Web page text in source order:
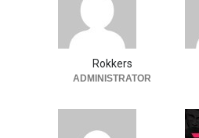
Rokkers
ADMINISTRATOR